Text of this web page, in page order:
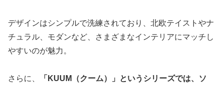
デザインはシンプルで洗練されており、北欧テイストやナ
チュラル、モダンなど、さまざまなインテリアにマッチし
やすいのが魅力。
さらに、
「KUUM（クーム）」というシリーズでは、ソ